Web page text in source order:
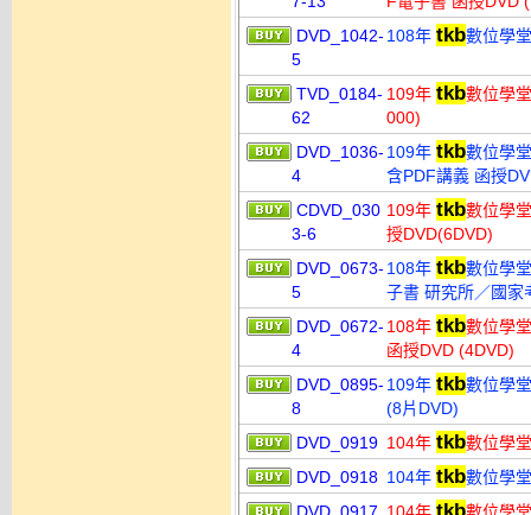
DVD_1042-
5
108年 tkb數位學
TVD_0184-
62
109年 tkb數位學
000)
DVD_1036-
4
109年 tkb數位學
含PDF講義 函授
CDVD_030
3-6
109年 tkb數位學
授DVD(6DVD)
DVD_0673-
5
108年 tkb數位學
子書 研究所／國家
DVD_0672-
4
108年 tkb數位學
函授DVD (4DVD)
DVD_0895-
8
109年 tkb數位學
(8片DVD)
DVD_0919 104年 tkb數位學
DVD_0918 104年 tkb數位學